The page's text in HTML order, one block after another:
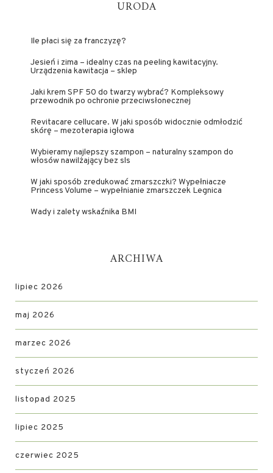
URODA
Ile płaci się za franczyzę?
Jesień i zima – idealny czas na peeling kawitacyjny.
Urządzenia kawitacja – sklep
Jaki krem SPF 50 do twarzy wybrać? Kompleksowy
przewodnik po ochronie przeciwsłonecznej
Revitacare cellucare. W jaki sposób widocznie odmłodzić
skórę – mezoterapia igłowa
Wybieramy najlepszy szampon – naturalny szampon do
włosów nawilżający bez sls
W jaki sposób zredukować zmarszczki? Wypełniacze
Princess Volume – wypełnianie zmarszczek Legnica
Wady i zalety wskaźnika BMI
ARCHIWA
lipiec 2026
maj 2026
marzec 2026
styczeń 2026
listopad 2025
lipiec 2025
czerwiec 2025